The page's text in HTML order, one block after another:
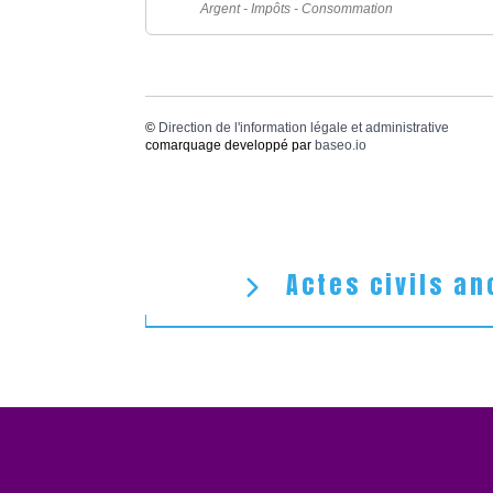
Argent - Impôts - Consommation
© Direction de l'information légale et administrative
comarquage developpé par baseo.io
Actes civils